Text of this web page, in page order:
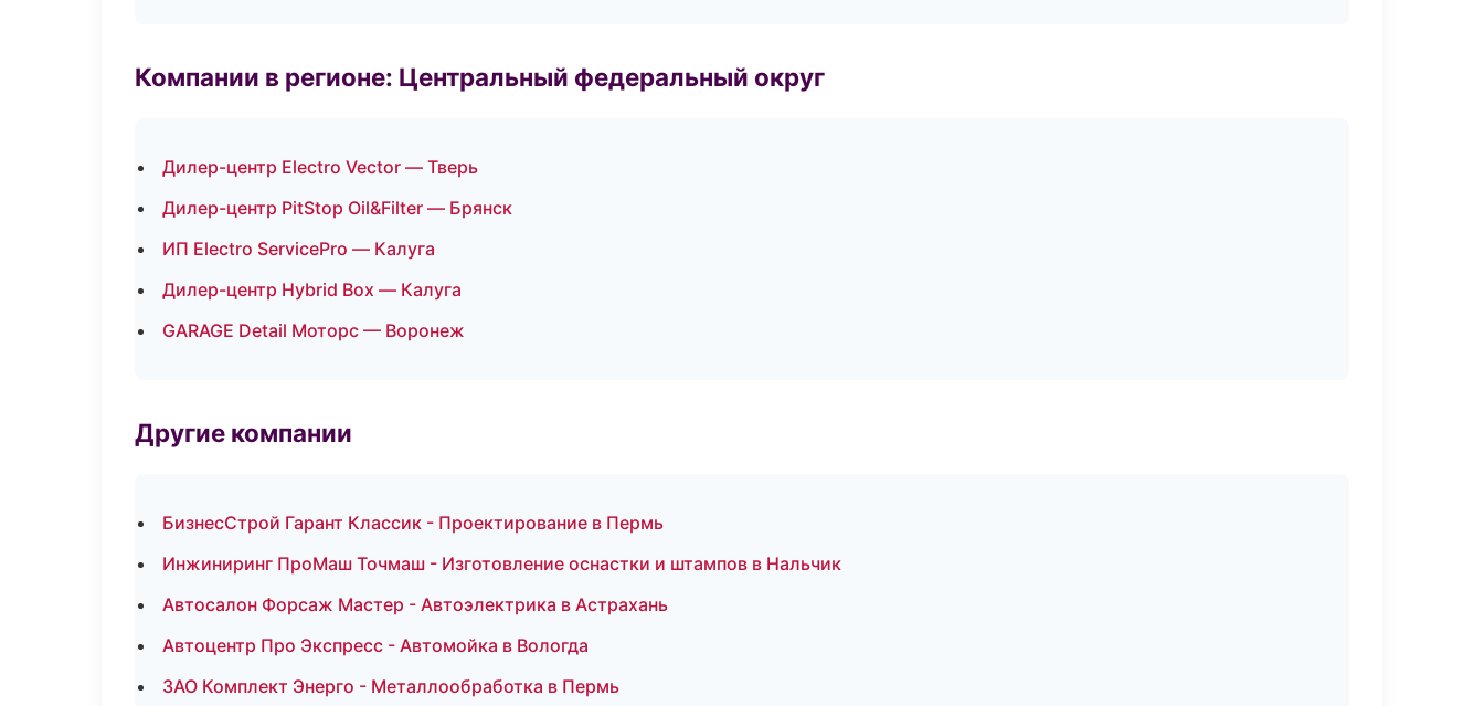
Компании в регионе: Центральный федеральный округ
Дилер-центр Electro Vector — Тверь
Дилер-центр PitStop Oil&Filter — Брянск
ИП Electro ServicePro — Калуга
Дилер-центр Hybrid Box — Калуга
GARAGE Detail Моторс — Воронеж
Другие компании
БизнесСтрой Гарант Классик - Проектирование в Пермь
Инжиниринг ПроМаш Точмаш - Изготовление оснастки и штампов в Нальчик
Автосалон Форсаж Мастер - Автоэлектрика в Астрахань
Автоцентр Про Экспресс - Автомойка в Вологда
ЗАО Комплект Энерго - Металлообработка в Пермь